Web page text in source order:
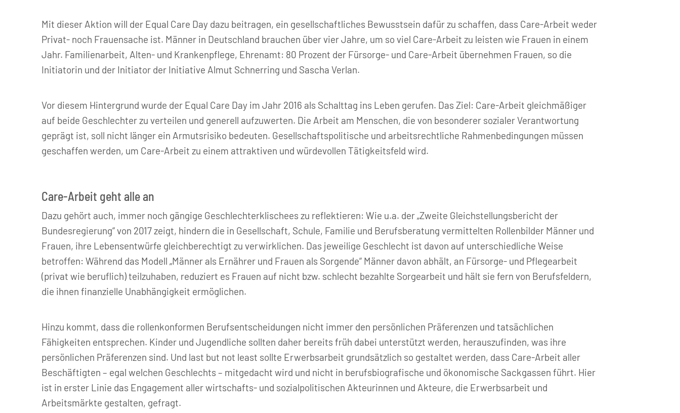
Mit dieser Aktion will der Equal Care Day dazu beitragen, ein gesellschaftliches Bewusstsein dafür zu schaffen, dass Care-Arbeit weder
Privat- noch Frauensache ist. Männer in Deutschland brauchen über vier Jahre, um so viel Care-Arbeit zu leisten wie Frauen in einem
Jahr. Familienarbeit, Alten- und Krankenpflege, Ehrenamt: 80 Prozent der Fürsorge- und Care-Arbeit übernehmen Frauen, so die
Initiatorin und der Initiator der Initiative Almut Schnerring und Sascha Verlan.
Vor diesem Hintergrund wurde der Equal Care Day im Jahr 2016 als Schalttag ins Leben gerufen. Das Ziel: Care-Arbeit gleichmäßiger
auf beide Geschlechter zu verteilen und generell aufzuwerten. Die Arbeit am Menschen, die von besonderer sozialer Verantwortung
geprägt ist, soll nicht länger ein Armutsrisiko bedeuten. Gesellschaftspolitische und arbeitsrechtliche Rahmenbedingungen müssen
geschaffen werden, um Care-Arbeit zu einem attraktiven und würdevollen Tätigkeitsfeld wird.
Care-Arbeit geht alle an
Dazu gehört auch, immer noch gängige Geschlechterklischees zu reflektieren: Wie u.a. der „Zweite Gleichstellungsbericht der
Bundesregierung“ von 2017 zeigt, hindern die in Gesellschaft, Schule, Familie und Berufsberatung vermittelten Rollenbilder Männer und
Frauen, ihre Lebensentwürfe gleichberechtigt zu verwirklichen. Das jeweilige Geschlecht ist davon auf unterschiedliche Weise
betroffen: Während das Modell „Männer als Ernährer und Frauen als Sorgende“ Männer davon abhält, an Fürsorge- und Pflegearbeit
(privat wie beruflich) teilzuhaben, reduziert es Frauen auf nicht bzw. schlecht bezahlte Sorgearbeit und hält sie fern von Berufsfeldern,
die ihnen finanzielle Unabhängigkeit ermöglichen.
Hinzu kommt, dass die rollenkonformen Berufsentscheidungen nicht immer den persönlichen Präferenzen und tatsächlichen
Fähigkeiten entsprechen. Kinder und Jugendliche sollten daher bereits früh dabei unterstützt werden, herauszufinden, was ihre
persönlichen Präferenzen sind. Und last but not least sollte Erwerbsarbeit grundsätzlich so gestaltet werden, dass Care-Arbeit aller
Beschäftigten – egal welchen Geschlechts – mitgedacht wird und nicht in berufsbiografische und ökonomische Sackgassen führt. Hier
ist in erster Linie das Engagement aller wirtschafts- und sozialpolitischen Akteurinnen und Akteure, die Erwerbsarbeit und
Arbeitsmärkte gestalten, gefragt.